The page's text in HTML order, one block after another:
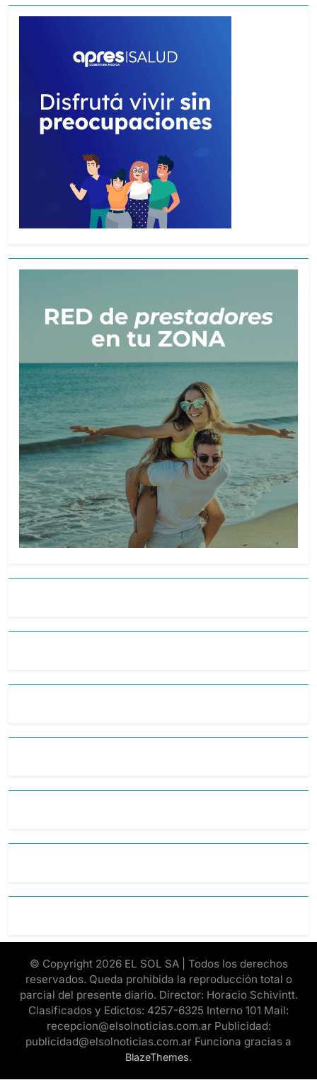
© Copyright 2026 EL SOL SA | Todos los derechos
reservados. Queda prohibida la reproducción total o
parcial del presente diario. Director: Horacio Schivintt.
Clasificados y Edictos: 4257-6325 Interno 101 Mail:
recepcion@elsolnoticias.com.ar Publicidad:
publicidad@elsolnoticias.com.ar Funciona gracias a
BlazeThemes.